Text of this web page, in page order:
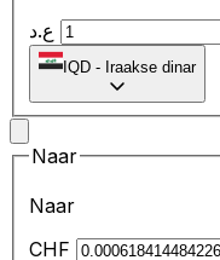
IQD - Iraakse dinar
Naar
Naar
CHF